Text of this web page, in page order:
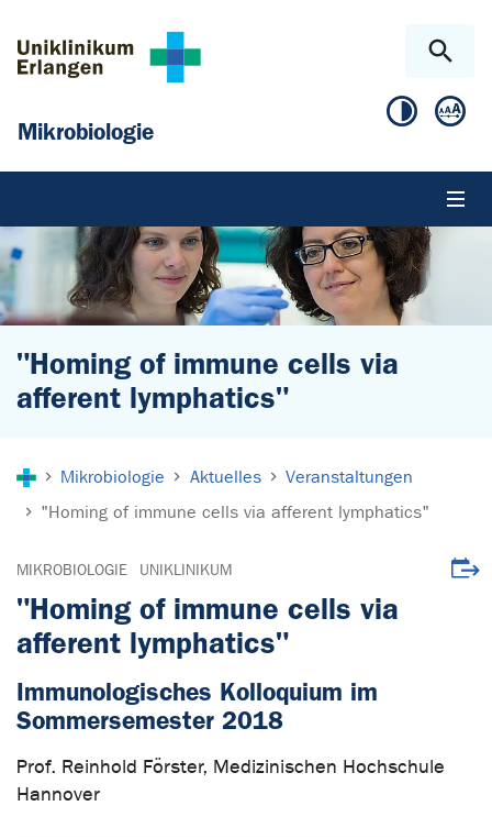
Mikrobiologie
"Homing of immune cells via
afferent lymphatics"
Mikrobiologie Aktuelles
Veranstaltungen
"Homing of immune cells via afferent lymphatics"
MIKROBIOLOGIE UNIKLINIKUM
"Homing of immune cells via
afferent lymphatics"
Immunologisches Kolloquium im
Sommersemester 2018
Prof. Reinhold Förster, Medizinischen Hochschule
Hannover